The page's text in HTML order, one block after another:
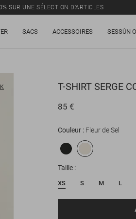
SUR UNE SÉLECTION D’ARTICLES
SACS ACCESSOIRES SESSÙN
T-SHIRT SERGE
85 €
Couleur Fleur de Sel
Taille
XS S M L